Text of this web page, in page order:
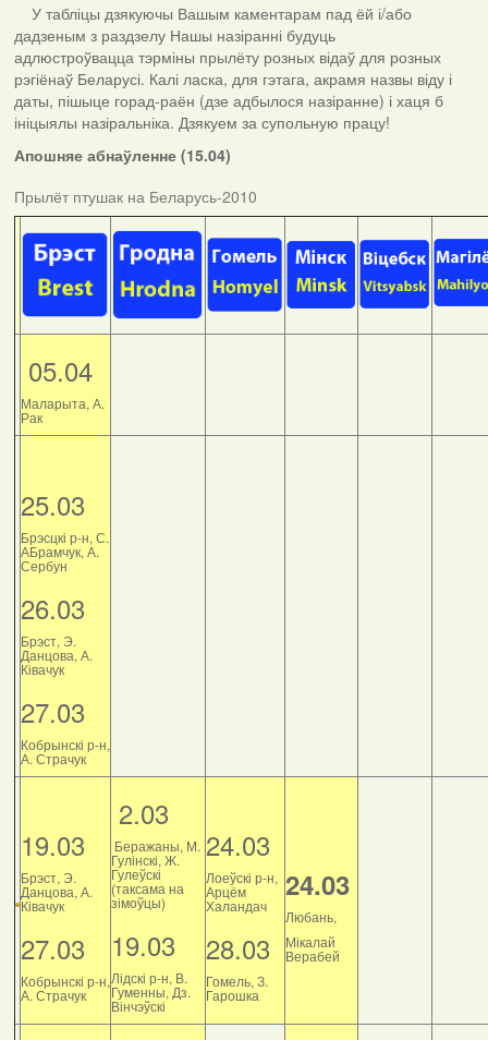
У табліцы дзякуючы Вашым каментарам пад ёй і/або
дадзеным з раздзелу Нашы назіранні будуць
адлюстроўвацца тэрміны прылёту розных відаў для розных
рэгіёнаў Беларусі. Калі ласка, для гэтага, акрамя назвы віду і
даты, пішыце горад-раён (дзе адбылося назіранне) і хаця б
ініцыялы назіральніка. Дзякуем за супольную працу!
Апошняе абнаўленне (15.04)
Прылёт птушак на Беларусь-2010
05.04
Маларыта, А.
Рак
25.03
Брэсцкі р-н, С.
АБрамчук, А.
Сербун
26.03
Брэст, Э.
Данцова, А.
Ківачук
27.03
Кобрынскі р-н,
А. Страчук
19.03
Брэст, Э.
Данцова, А.
Ківачук
27.03
Кобрынскі р-н,
А. Страчук
2.03
Беражаны, М.
Гулінскі, Ж.
Гулеўскі
(таксама на
зімоўцы)
19.03
Лідскі р-н, В.
Гуменны, Дз.
Вінчэўскі
24.03
Лоеўскі р-н,
Арцём
Халандач
28.03
Гомель, З.
Гарошка
24.03
Любань,
Мікалай
Верабей